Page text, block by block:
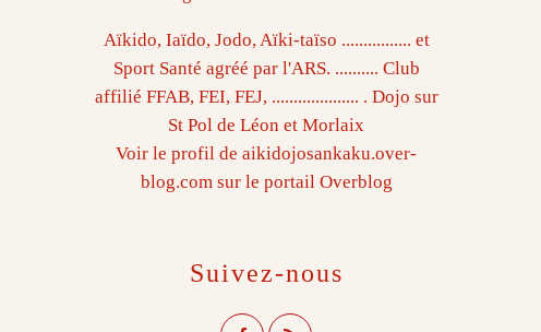
Suivez-nous
Aïkido, Iaïdo, Jodo, Aïki-taïso ................ et
Sport Santé agréé par l'ARS. .......... Club
affilié FFAB, FEI, FEJ, .................... . Dojo sur
St Pol de Léon et Morlaix
Voir le profil de aikidojosankaku.over-
blog.comsur le portail Overblog